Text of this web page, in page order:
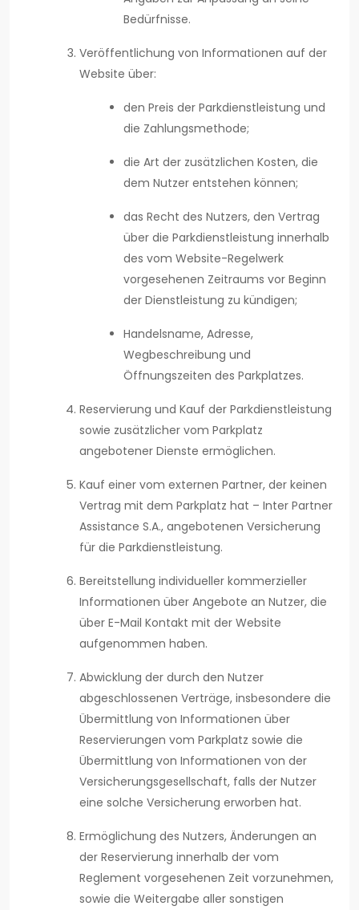
Bedürfnisse.
Veröffentlichung von Informationen auf der
Website über:
den Preis der Parkdienstleistung und
die Zahlungsmethode;
die Art der zusätzlichen Kosten, die
dem Nutzer entstehen können;
das Recht des Nutzers, den Vertrag
über die Parkdienstleistung innerhalb
des vom Website-Regelwerk
vorgesehenen Zeitraums vor Beginn
der Dienstleistung zu kündigen;
Handelsname, Adresse,
Wegbeschreibung und
Öffnungszeiten des Parkplatzes.
Reservierung und Kauf der Parkdienstleistung
sowie zusätzlicher vom Parkplatz
angebotener Dienste ermöglichen.
Kauf einer vom externen Partner, der keinen
Vertrag mit dem Parkplatz hat – Inter Partner
Assistance S.A., angebotenen Versicherung
für die Parkdienstleistung.
Bereitstellung individueller kommerzieller
Informationen über Angebote an Nutzer, die
über E-Mail Kontakt mit der Website
aufgenommen haben.
Abwicklung der durch den Nutzer
abgeschlossenen Verträge, insbesondere die
Übermittlung von Informationen über
Reservierungen vom Parkplatz sowie die
Übermittlung von Informationen von der
Versicherungsgesellschaft, falls der Nutzer
eine solche Versicherung erworben hat.
Ermöglichung des Nutzers, Änderungen an
der Reservierung innerhalb der vom
Reglement vorgesehenen Zeit vorzunehmen,
sowie die Weitergabe aller sonstigen